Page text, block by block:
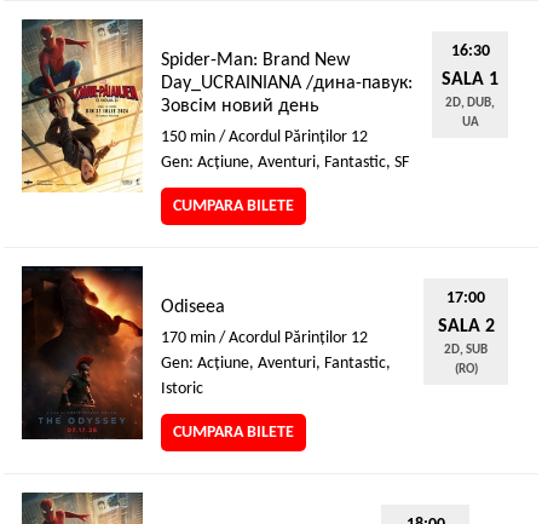
Spider-Man: Brand New
Day_UCRAINIANA /дина-павук:
Зовсім новий день
150 min / Acordul Părinţilor 12
Gen: Acţiune, Aventuri, Fantastic, SF
CUMPARA BILETE
16:30
SALA 1
2D, DUB,
UA
Odiseea
170 min / Acordul Părinţilor 12
Gen: Acţiune, Aventuri, Fantastic,
Istoric
CUMPARA BILETE
17:00
SALA 2
2D, SUB
(RO)